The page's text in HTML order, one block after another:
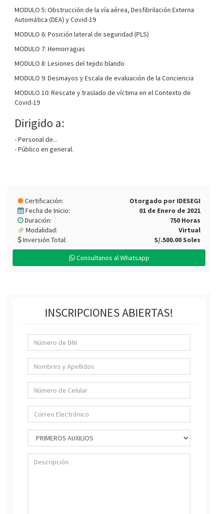
MODULO 5: Obstrucción de la vía aérea, Desfibrilación Externa
Automática (DEA) y Covid-19
MODULO 6: Posición lateral de seguridad (PLS)
MODULO 7: Hemorragias
MODULO 8: Lesiones del tejido blando
MODULO 9: Desmayos y Escala de evaluación de la Conciencia
MODULO 10: Rescate y traslado de víctima en el Contexto de
Covid-19
Dirigido a:
- Personal de...
- Público en general.
Certificación:
Otorgado por IDESEGI
Fecha de Inicio:
01 de Enero de 2021
Duración:
750 Horas
Modalidad:
Virtual
Inversión Total:
S/.500.00 Soles
Consultanos al Whatsapp
INSCRIPCIONES ABIERTAS!